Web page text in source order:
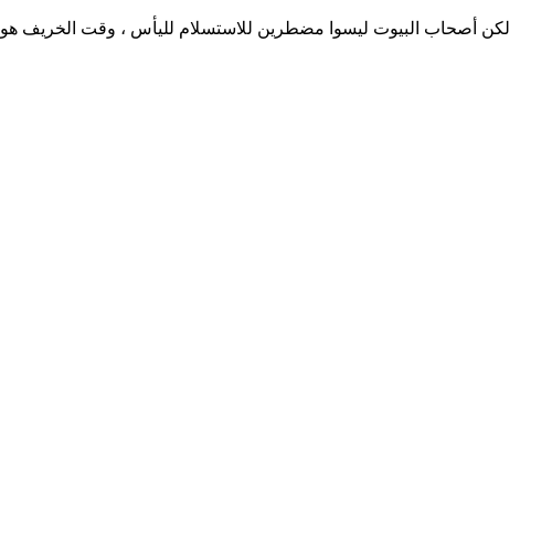
لكن أصحاب البيوت ليسوا مضطرين للاستسلام لليأس ، وقت الخريف هو